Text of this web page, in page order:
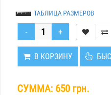
ТАБЛИЦА РАЗМЕРОВ
В КОРЗИНУ
СУММА: 650 грн.